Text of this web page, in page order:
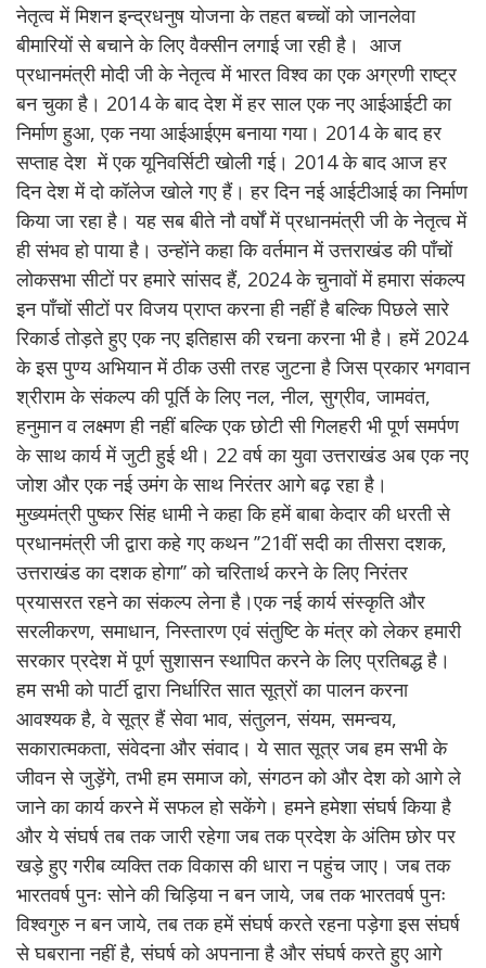
नेतृत्व में मिशन इन्द्रधनुष योजना के तहत बच्चों को जानलेवा
बीमारियों से बचाने के लिए वैक्सीन लगाई जा रही है। आज
प्रधानमंत्री मोदी जी के नेतृत्व में भारत विश्व का एक अग्रणी राष्ट्र
बन चुका है। 2014 के बाद देश में हर साल एक नए आईआईटी का
निर्माण हुआ, एक नया आईआईएम बनाया गया। 2014 के बाद हर
सप्ताह देश में एक यूनिवर्सिटी खोली गई। 2014 के बाद आज हर
दिन देश में दो कॉलेज खोले गए हैं। हर दिन नई आईटीआई का निर्माण
किया जा रहा है। यह सब बीते नौ वर्षों में प्रधानमंत्री जी के नेतृत्व में
ही संभव हो पाया है। उन्होंने कहा कि वर्तमान में उत्तराखंड की पाँचों
लोकसभा सीटों पर हमारे सांसद हैं, 2024 के चुनावों में हमारा संकल्प
इन पाँचों सीटों पर विजय प्राप्त करना ही नहीं है बल्कि पिछले सारे
रिकार्ड तोड़ते हुए एक नए इतिहास की रचना करना भी है। हमें 2024
के इस पुण्य अभियान में ठीक उसी तरह जुटना है जिस प्रकार भगवान
श्रीराम के संकल्प की पूर्ति के लिए नल, नील, सुग्रीव, जामवंत,
हनुमान व लक्ष्मण ही नहीं बल्कि एक छोटी सी गिलहरी भी पूर्ण समर्पण
के साथ कार्य में जुटी हुई थी। 22 वर्ष का युवा उत्तराखंड अब एक नए
जोश और एक नई उमंग के साथ निरंतर आगे बढ़ रहा है।
मुख्यमंत्री पुष्कर सिंह धामी ने कहा कि हमें बाबा केदार की धरती से
प्रधानमंत्री जी द्वारा कहे गए कथन ’’21वीं सदी का तीसरा दशक,
उत्तराखंड का दशक होगा’’ को चरितार्थ करने के लिए निरंतर
प्रयासरत रहने का संकल्प लेना है।एक नई कार्य संस्कृति और
सरलीकरण, समाधान, निस्तारण एवं संतुष्टि के मंत्र को लेकर हमारी
सरकार प्रदेश में पूर्ण सुशासन स्थापित करने के लिए प्रतिबद्ध है।
हम सभी को पार्टी द्वारा निर्धारित सात सूत्रों का पालन करना
आवश्यक है, वे सूत्र हैं सेवा भाव, संतुलन, संयम, समन्वय,
सकारात्मकता, संवेदना और संवाद। ये सात सूत्र जब हम सभी के
जीवन से जुड़ेंगे, तभी हम समाज को, संगठन को और देश को आगे ले
जाने का कार्य करने में सफल हो सकेंगे। हमने हमेशा संघर्ष किया है
और ये संघर्ष तब तक जारी रहेगा जब तक प्रदेश के अंतिम छोर पर
खड़े हुए गरीब व्यक्ति तक विकास की धारा न पहुंच जाए। जब तक
भारतवर्ष पुनः सोने की चिड़िया न बन जाये, जब तक भारतवर्ष पुनः
विश्वगुरु न बन जाये, तब तक हमें संघर्ष करते रहना पड़ेगा इस संघर्ष
से घबराना नहीं है, संघर्ष को अपनाना है और संघर्ष करते हुए आगे